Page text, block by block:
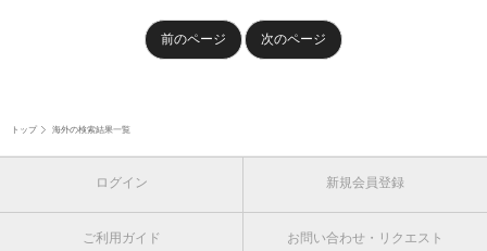
前のページ 次のページ
トップ 海外の検索結果一覧
ログイン 新規会員登録
ご利用ガイド お問い合わせ・リクエスト